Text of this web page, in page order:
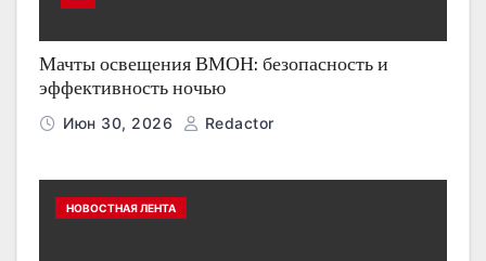
Мачты освещения ВМОН: безопасность и
эффективность ночью
Июн 30, 2026 Redactor
НОВОСТНАЯ ЛЕНТА